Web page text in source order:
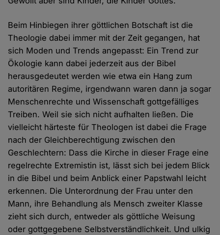
Beim Hinbiegen ihrer göttlichen Botschaft ist die
Theologie dabei immer mit der Zeit gegangen, hat
sich Moden und Trends angepasst: Ein Trend zur
Ökologie kann dabei jederzeit aus der Bibel
herausgedeutet werden wie etwa ein Hang zum
autoritären Regime, irgendwann waren dann ja sogar
Menschenrechte und Wissenschaft gottgefälliges
Treiben. Weil sie sich nicht aufhalten ließen. Die
vielleicht härteste für Theologen ist dabei die Frage
nach der Gleichberechtigung zwischen den
Geschlechtern: Dass die Kirche in dieser Frage eine
regelrechte Extremistin ist, lässt sich bei jedem Blick
in die Bibel und beim Anblick einer Papstwahl leicht
erkennen. Die Unterordnung der Frau unter den
Mann, ihre Behandlung als Mensch zweiter Klasse
zieht sich durch, entweder als göttliche Weisung
oder gottgegebene Selbstverständlichkeit. Und ulkig